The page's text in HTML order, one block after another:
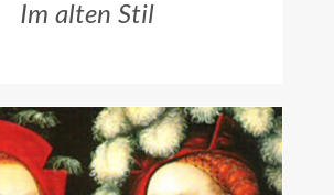
Im alten Stil